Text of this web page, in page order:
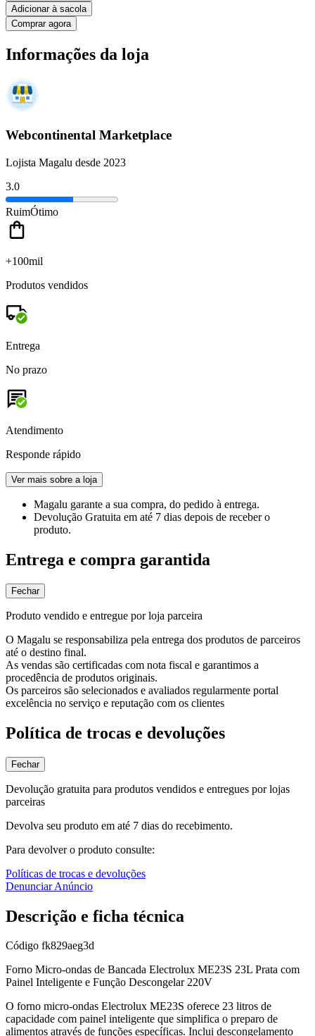
Adicionar à sacola
Comprar agora
Informações da loja
Webcontinental Marketplace
Lojista Magalu desde 2023
3.0
RuimÓtimo
+100mil
Produtos vendidos
Entrega
No prazo
Atendimento
Responde rápido
Ver mais sobre a loja
Magalu garante a sua compra, do pedido à entrega.
Devolução Gratuita em até 7 dias depois de receber o
produto.
Entrega e compra garantida
Fechar
Produto vendido e entregue por loja parceira
O Magalu se responsabiliza pela entrega dos produtos de parceiros
até o destino final.
As vendas são certificadas com nota fiscal e garantimos a
procedência de produtos originais.
Os parceiros são selecionados e avaliados regularmente portal
excelência no serviço e reputação com os clientes
Política de trocas e devoluções
Fechar
Devolução gratuita para produtos vendidos e entregues por lojas
parceiras
Devolva seu produto em até 7 dias do recebimento.
Para devolver o produto consulte:
Políticas de trocas e devoluções
Denunciar Anúncio
Descrição e ficha técnica
Código fk829aeg3d
Forno Micro-ondas de Bancada Electrolux ME23S 23L Prata com
Painel Inteligente e Função Descongelar 220V
O forno micro-ondas Electrolux ME23S oferece 23 litros de
capacidade com painel inteligente que simplifica o preparo de
alimentos através de funções específicas. Inclui descongelamento